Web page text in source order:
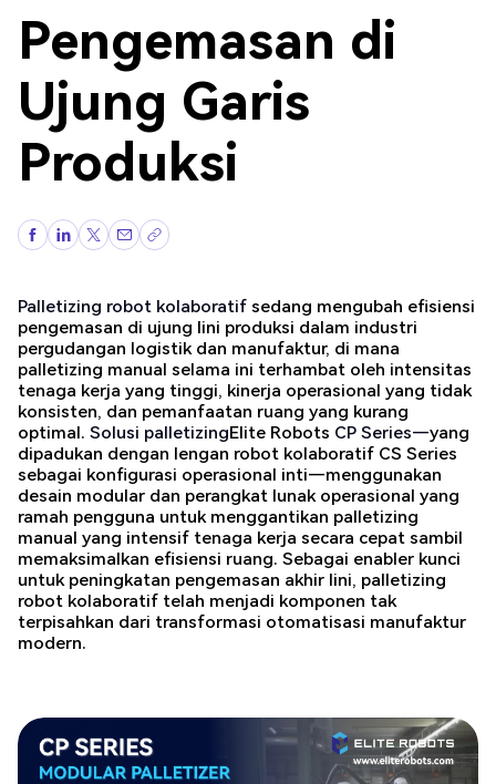
Pengemasan di
Ujung Garis
Produksi
Palletizing robot kolaboratifsedang mengubah efisiensi
pengemasan di ujung lini produksi dalam industri
pergudangan logistik dan manufaktur, di mana
palletizing manual selama ini terhambat oleh intensitas
tenaga kerja yang tinggi, kinerja operasional yang tidak
konsisten, dan pemanfaatan ruang yang kurang
optimal. Solusi palletizingElite Robots CP Series—yang
dipadukan dengan lengan robot kolaboratif CS Series
sebagai konfigurasi operasional inti—menggunakan
desain modular dan perangkat lunak operasional yang
ramah pengguna untuk menggantikan palletizing
manual yang intensif tenaga kerja secara cepat sambil
memaksimalkan efisiensi ruang. Sebagai enabler kunci
untuk peningkatan pengemasan akhir lini, palletizing
robot kolaboratif telah menjadi komponen tak
terpisahkan dari transformasi otomatisasi manufaktur
modern.